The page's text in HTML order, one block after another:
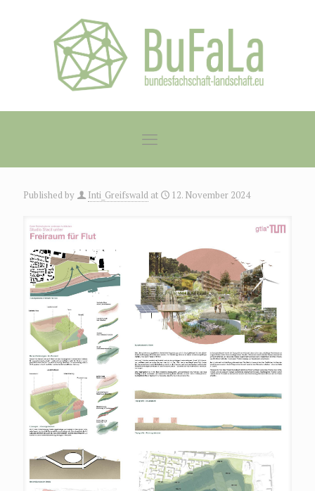
Published by Inti_Greifswald at 12. November 2024